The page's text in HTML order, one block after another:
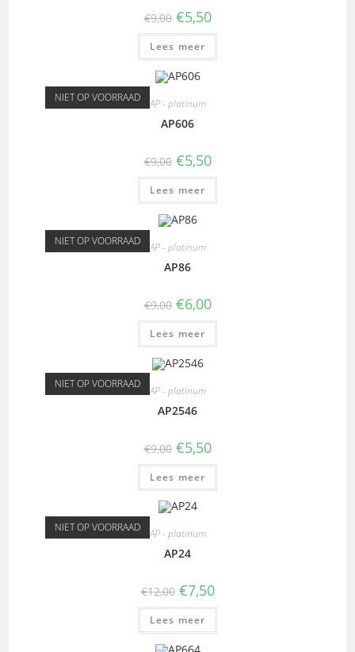
€9,00 €5,50
Lees meer
NIET OP VOORRAAD AP - platinum
AP606
€9,00 €5,50
Lees meer
NIET OP VOORRAAD AP - platinum
AP86
€9,00 €6,00
Lees meer
NIET OP VOORRAAD AP - platinum
AP2546
€9,00 €5,50
Lees meer
NIET OP VOORRAAD AP - platinum
AP24
€12,00 €7,50
Lees meer